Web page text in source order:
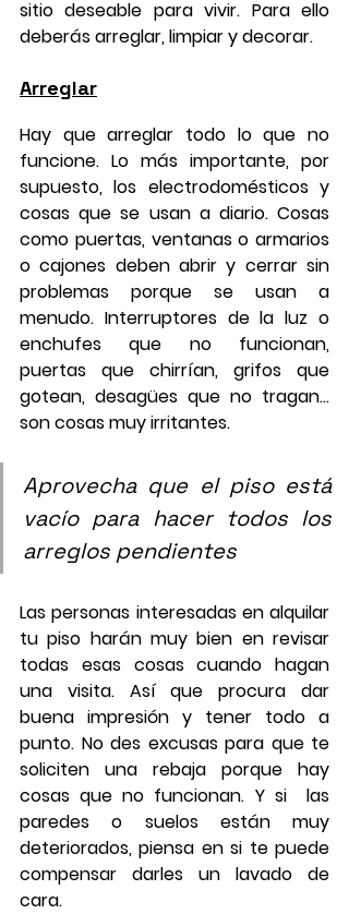
sitio deseable para vivir. Para ello
deberás arreglar, limpiar y decorar.
Arreglar
Hay que arreglar todo lo que no
funcione. Lo más importante, por
supuesto, los electrodomésticos y
cosas que se usan a diario. Cosas
como puertas, ventanas o armarios
o cajones deben abrir y cerrar sin
problemas porque se usan a
menudo. Interruptores de la luz o
enchufes que no funcionan,
puertas que chirrían, grifos que
gotean, desagües que no tragan…
son cosas muy irritantes.
Aprovecha que el piso está
vacío para hacer todos los
arreglos pendientes
Las personas interesadas en alquilar
tu piso harán muy bien en revisar
todas esas cosas cuando hagan
una visita. Así que procura dar
buena impresión y tener todo a
punto. No des excusas para que te
soliciten una rebaja porque hay
cosas que no funcionan. Y si  las
paredes o suelos están muy
deteriorados, piensa en si te puede
compensar darles un lavado de
cara.